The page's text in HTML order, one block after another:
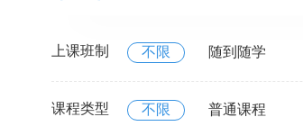
上课班制 不限 随到随学
课程类型 不限 普通课程